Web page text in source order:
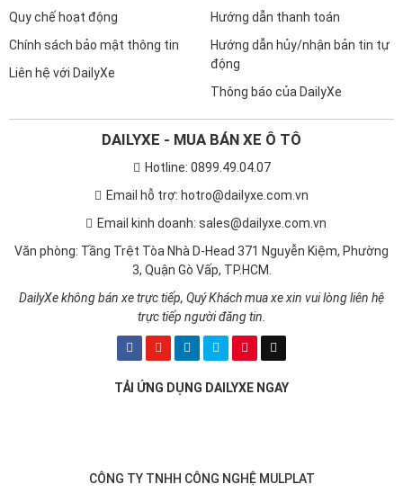
Quy chế hoạt động
Chính sách bảo mật thông tin
Liên hệ với DailyXe
Hướng dẫn thanh toán
Hướng dẫn hủy/nhận bản tin tự
động
Thông báo của DailyXe
DAILYXE - MUA BÁN XE Ô TÔ
Hotline: 0899.49.04.07
Email hỗ trợ: hotro@dailyxe.com.vn
Email kinh doanh: sales@dailyxe.com.vn
Văn phòng: Tầng Trệt Tòa Nhà D-Head 371 Nguyễn Kiệm, Phường
3, Quận Gò Vấp, TP.HCM.
DailyXe không bán xe trực tiếp, Quý Khách mua xe xin vui lòng liên hệ
trực tiếp người đăng tin.
TẢI ỨNG DỤNG DAILYXE NGAY
CÔNG TY TNHH CÔNG NGHỆ MULPLAT